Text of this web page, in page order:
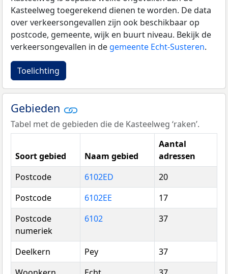
Kasteelweg toegerekend dienen te worden. De data
over verkeersongevallen zijn ook beschikbaar op
postcode, gemeente, wijk en buurt niveau. Bekijk de
verkeersongevallen in de gemeente Echt-Susteren.
Toelichting
Gebieden
Tabel met de gebieden die de Kasteelweg ‘raken’.
Soort gebied Naam gebied
Aantal
adressen
Postcode
6102ED
20
Postcode
6102EE
17
Postcode
numeriek
6102 37
Deelkern Pey
37